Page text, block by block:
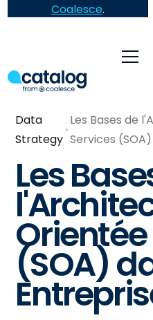
Coalesce.
Data
Strategy
Les Bases de
Services
Les
(SOA)